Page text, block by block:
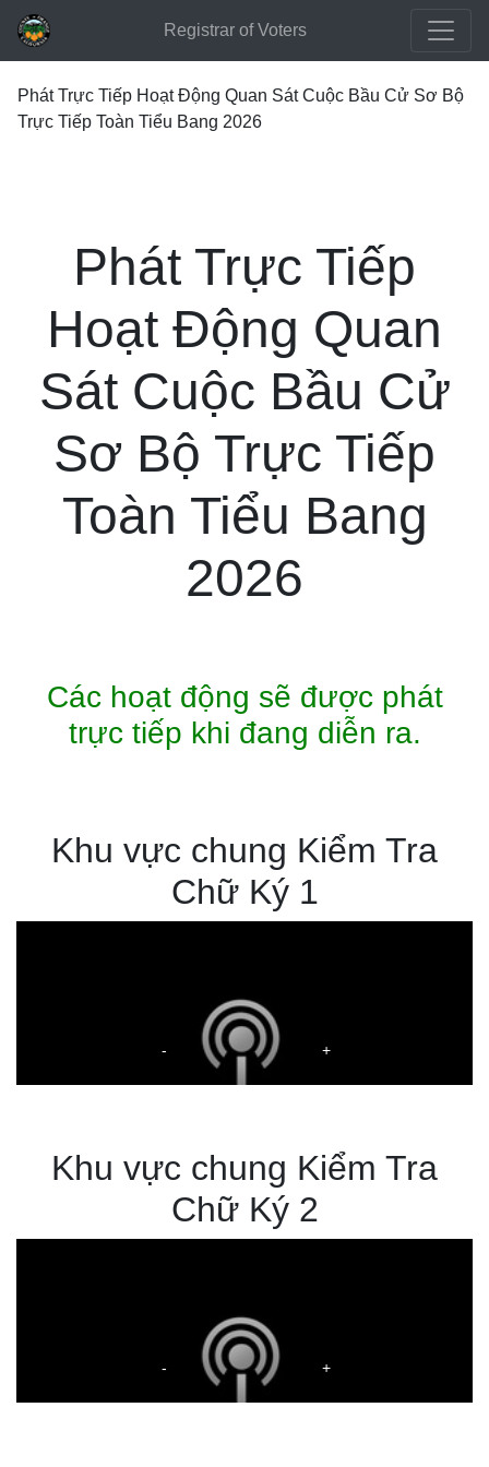
Registrar of Voters
Phát Trực Tiếp Hoạt Động Quan Sát Cuộc Bầu Cử Sơ Bộ
Trực Tiếp Toàn Tiểu Bang 2026
Phát Trực Tiếp
Hoạt Động Quan
Sát Cuộc Bầu Cử
Sơ Bộ Trực Tiếp
Toàn Tiểu Bang
2026
Các hoạt động sẽ được phát
trực tiếp khi đang diễn ra.
Khu vực chung Kiểm Tra
Chữ Ký 1
Khu vực chung Kiểm Tra
Chữ Ký 2